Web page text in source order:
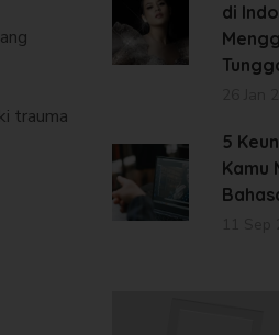
trauma
di
5
Kamu